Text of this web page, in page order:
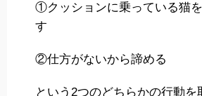
①クッションに乗っている猫
す
②仕方がないから諦める
という2つのどちらかの行動を